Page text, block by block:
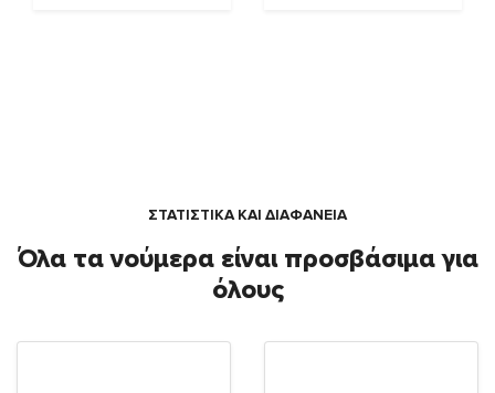
ΣΤΑΤΙΣΤΙΚΑ ΚΑΙ ΔΙΑΦΑΝΕΙΑ
Όλα τα νούμερα είναι προσβάσιμα για
όλους